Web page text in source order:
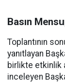
Basın
Toplantının
yanıtlayan
birlikte etkinlik
inceleyen